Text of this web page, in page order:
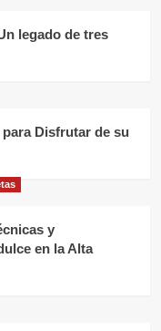
legado de tres
Disfrutar de su
y
en la Alta